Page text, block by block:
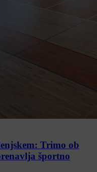
Trimo ob
športno